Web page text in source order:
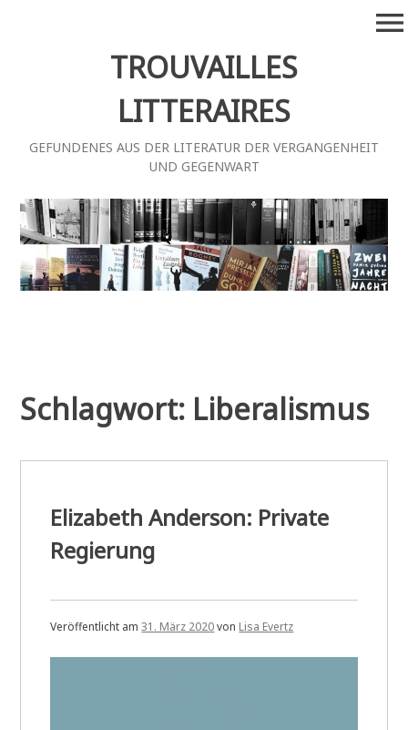
TROUVAILLES
LITTERAIRES
GEFUNDENES AUS DER LITERATUR DER VERGANGENHEIT
UND GEGENWART
menu
Schlagwort: Liberalismus
Elizabeth Anderson: Private
Regierung
Veröffentlicht am31. März 2020von Lisa Evertz